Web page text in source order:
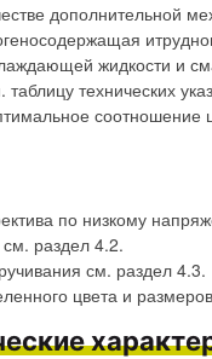
дополнительной
жидкости и
технических
соотношение
по низкому
раздел 4.2.
см. раздел 4.3.
цвета и